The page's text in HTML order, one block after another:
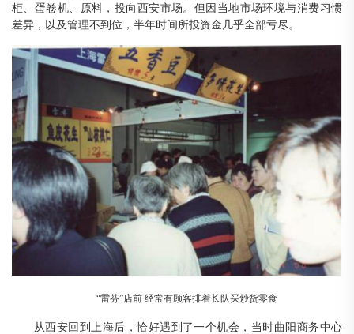
柜、蛋卷机、原料，投向西安市场。但因当地市场环境与消费习惯
差异，以及管理不到位，半年时间所投资金几乎全部亏尽。
“雷芬”店前 经常有顾客排着长队买炒货零食
从西安回到上海后，恰好遇到了一个机会，当时曲阳商务中心